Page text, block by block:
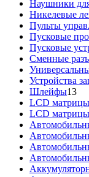
Наушники
Никелевые
Пульты
Пусковые
Пусковые
Сменные
Устройства
Шлейфы1313
LCD матрицы
LCD